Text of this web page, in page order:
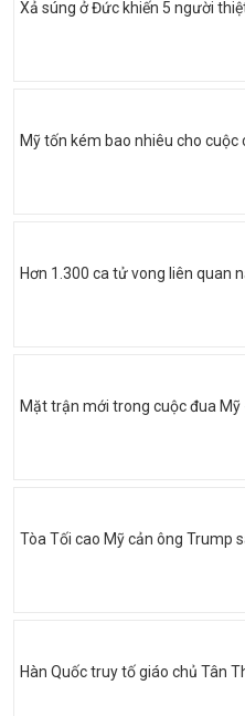
Xả súng ở Đức khiến 5 người
Mỹ tốn kém bao nhiêu cho cuộc
Hơn 1.300 ca tử vong liên quan
Mặt trận mới trong cuộc đua Mỹ
Tòa Tối cao Mỹ cản ông Trump
Hàn Quốc truy tố giáo chủ Tân